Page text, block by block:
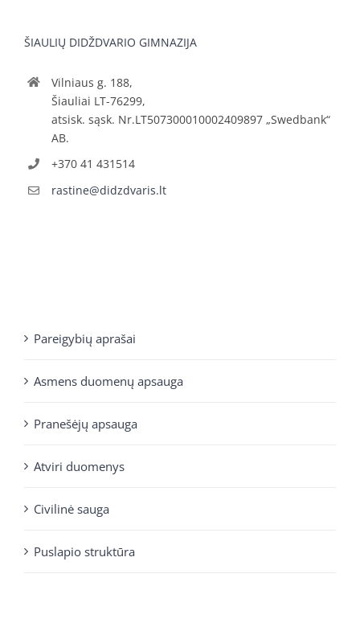
ŠIAULIŲ DIDŽDVARIO GIMNAZIJA
Vilniaus g. 188,
Šiauliai LT-76299,
atsisk. sąsk. Nr.LT507300010002409897 „Swedbank“
AB.
+370 41 431514
rastine@didzdvaris.lt
Pareigybių aprašai
Asmens duomenų apsauga
Pranešėjų apsauga
Atviri duomenys
Civilinė sauga
Puslapio struktūra